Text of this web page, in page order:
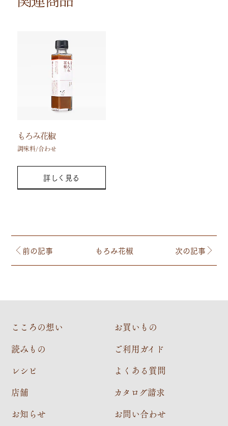
もろみ花椒
調味料/合わせ
詳しく見る
前の記事 もろみ花椒 次の記事
こころの想い
読みもの
レシピ
店舗
お知らせ
お買いもの
ご利用ガイド
よくある質問
カタログ請求
お問い合わせ